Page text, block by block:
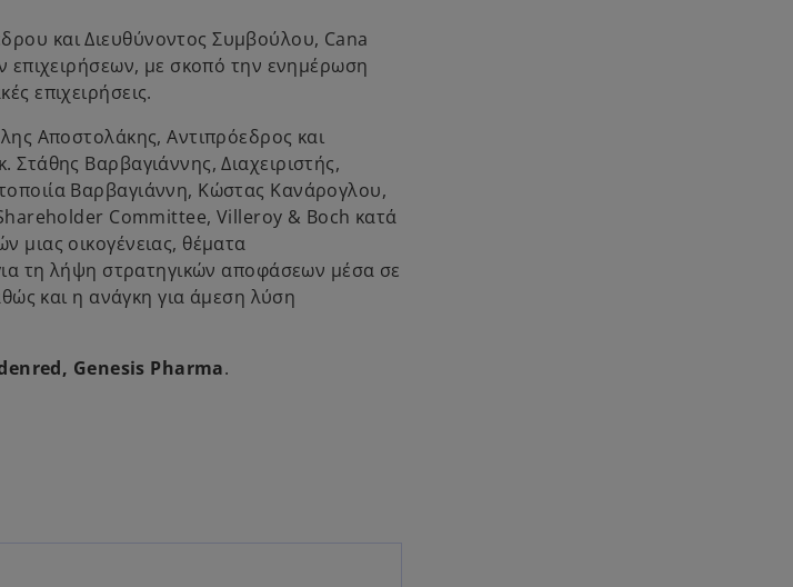
και Διευθύνοντος Συμβούλου, Cana
επιχειρήσεων, με σκοπό την ενημέρωση
επιχειρήσεις.
Αποστολάκης, Αντιπρόεδρος και
Βαρβαγιάννης, Διαχειριστής,
Βαρβαγιάννη, Κώστας Κανάρογλου,
Committee, Villeroy & Boch κατά
μιας οικογένειας, θέματα
τη λήψη στρατηγικών αποφάσεων μέσα σε
και η ανάγκη για άμεση λύση
Genesis Pharma.